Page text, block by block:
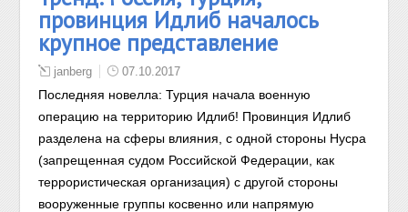
провинция Идлиб началось
крупное представление
janberg 07.10.2017
Последняя новелла: Турция начала военную
операцию на территорию Идлиб! Провинция Идлиб
разделена на сферы влияния, с одной стороны Нусра
(запрещенная судом Российской Федерации, как
террористическая организация) с другой стороны
вооруженные группы косвенно или напрямую